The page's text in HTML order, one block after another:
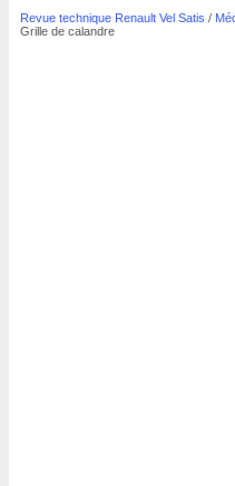
Revue technique Renault Vel Satis /
Grille de calandre